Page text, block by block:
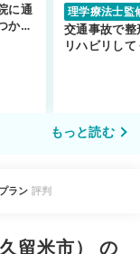
に通
から
理学療法士監
交通事故で整
リハビリして
もっと読む
ラン 評判
留米市） の